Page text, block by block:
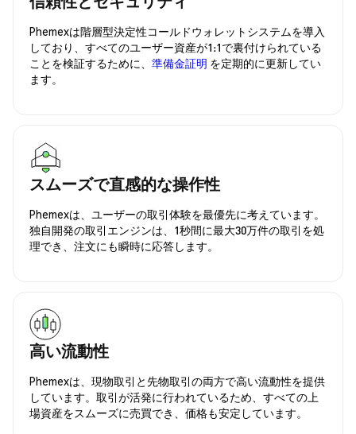
Phemexは階層型決定性コールドウォレットシステムを導入
しており、すべてのユーザー資産が1:1で裏付けられている
ことを検証するために、 準備金証明 を定期的に更新してい
ます。
スムーズで直感的な操作性
Phemexは、ユーザーの取引体験を最優先に考えています。
独自開発の取引エンジンは、1秒間に最大30万件の取引を処
理でき、注文にも瞬時に応答します。
高い流動性
Phemexは、現物取引と先物取引の両方で高い流動性を提供
しています。取引が活発に行われているため、すべての上
場資産をスムーズに売買でき、価格も安定しています。